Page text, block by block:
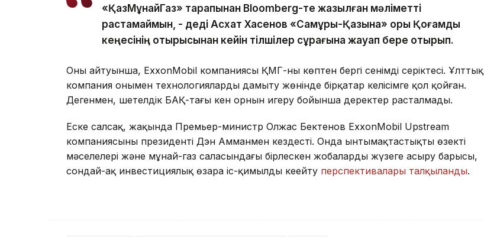
«ҚазМұнайГаз» тарапынан Bloomberg-те жазылған мәліметті
растамаймын, - деді Асхат Хасенов «Самұрық-Қазына» қоры Қоғамдық
кеңесінің отырысынан кейін тілшілер сұрағына жауап бере отырып.
Оның айтуынша, ExxonMobil компаниясы ҚМГ-ның көптен бергі сенімді серіктесі. Ұлттық
компания онымен технологияларды дамыту жөнінде бірқатар келісімге қол қойған.
Дегенмен, шетелдік БАҚ-тағы кен орнын игеру бойынша деректер расталмады.
Еске салсақ, жақында Премьер-министр Олжас Бектенов ExxonMobil Upstream
компаниясының президенті Дэн Амманмен кездесті. Онда ынтымақтастықтың өзекті
мәселелері және мұнай-газ саласындағы бірлескен жобаларды жүзеге асыру барысы,
сондай-ақ инвестициялық өзара іс-қимылды кеңейту перспективалары талқыланды.